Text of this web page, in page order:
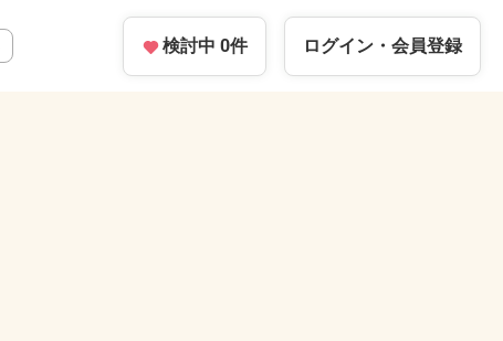
検討中 0件 ログイン・ 会員登録